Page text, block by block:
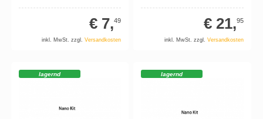
€ 7,49
inkl. MwSt. zzgl.Versandkosten
€ 21,95
inkl. MwSt. zzgl. Versandkosten
lagernd lagernd